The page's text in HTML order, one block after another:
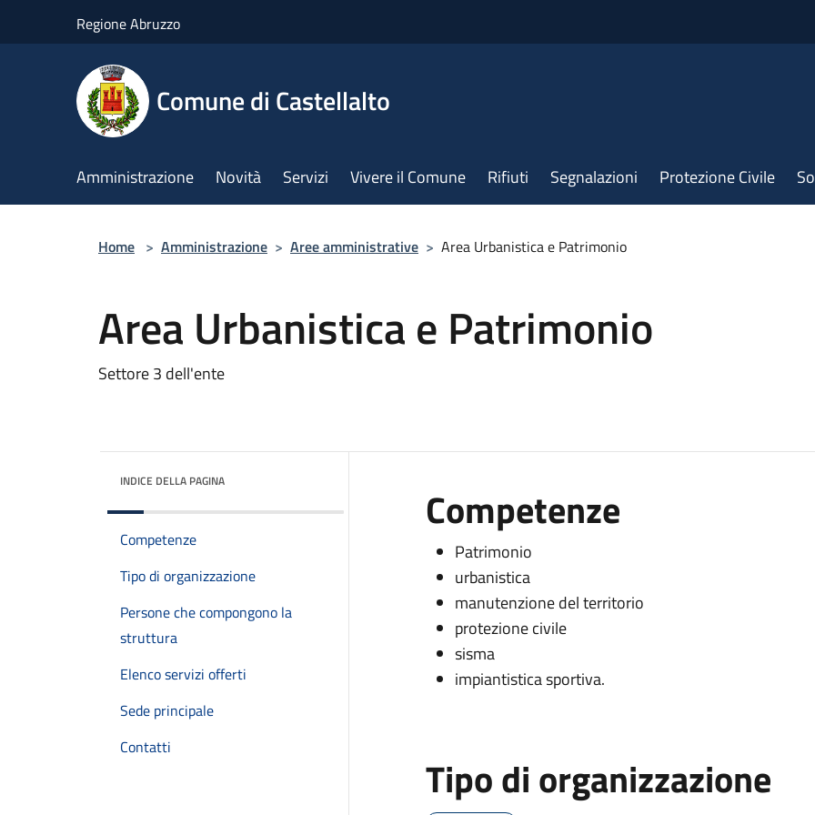
Regione Abruzzo
Comune di Castellalto
Amministrazione Novità Servizi Vivere il Comune Rifiuti Segnalazioni Protezione Civile
Home > Amministrazione > Aree amministrative > Area Urbanistica e Patrimonio
Area Urbanistica e Patrimonio
Settore 3 dell'ente
INDICE DELLA PAGINA
Competenze
Tipo di organizzazione
Persone che compongono la
struttura
Elenco servizi offerti
Sede principale
Contatti
Competenze
Patrimonio
urbanistica
manutenzione del territorio
protezione civile
sisma
impiantistica sportiva.
Tipo di organizzazione